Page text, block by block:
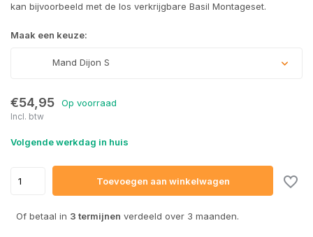
kan bijvoorbeeld met de los verkrijgbare Basil Montageset.
Maak een keuze:
Mand Dijon S
€54,95 Op voorraad
Incl. btw
Volgende werkdag in huis
Toevoegen aan winkelwagen
Of betaal in 3 termijnen verdeeld over 3 maanden.